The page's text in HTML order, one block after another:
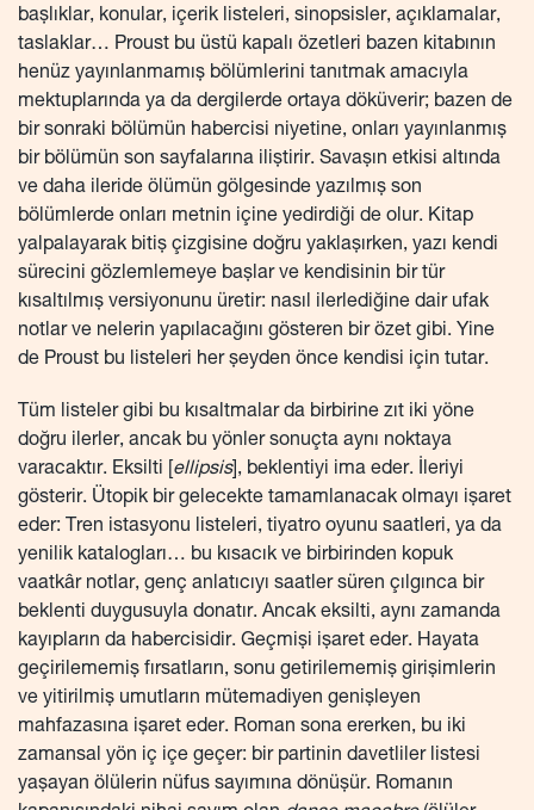
başlıklar, konular, içerik listeleri, sinopsisler, açıklamalar,
taslaklar… Proust bu üstü kapalı özetleri bazen kitabının
henüz yayınlanmamış bölümlerini tanıtmak amacıyla
mektuplarında ya da dergilerde ortaya döküverir; bazen de
bir sonraki bölümün habercisi niyetine, onları yayınlanmış
bir bölümün son sayfalarına iliştirir. Savaşın etkisi altında
ve daha ileride ölümün gölgesinde yazılmış son
bölümlerde onları metnin içine yedirdiği de olur. Kitap
yalpalayarak bitiş çizgisine doğru yaklaşırken, yazı kendi
sürecini gözlemlemeye başlar ve kendisinin bir tür
kısaltılmış versiyonunu üretir: nasıl ilerlediğine dair ufak
notlar ve nelerin yapılacağını gösteren bir özet gibi. Yine
de Proust bu listeleri her şeyden önce kendisi için tutar.
Tüm listeler gibi bu kısaltmalar da birbirine zıt iki yöne
doğru ilerler, ancak bu yönler sonuçta aynı noktaya
varacaktır. Eksilti [ ellipsis], beklentiyi ima eder. İleriyi
gösterir. Ütopik bir gelecekte tamamlanacak olmayı işaret
eder: Tren istasyonu listeleri, tiyatro oyunu saatleri, ya da
yenilik katalogları… bu kısacık ve birbirinden kopuk
vaatkâr notlar, genç anlatıcıyı saatler süren çılgınca bir
beklenti duygusuyla donatır. Ancak eksilti, aynı zamanda
kayıpların da habercisidir. Geçmişi işaret eder. Hayata
geçirilememiş fırsatların, sonu getirilememiş girişimlerin
ve yitirilmiş umutların mütemadiyen genişleyen
mahfazasına işaret eder. Roman sona ererken, bu iki
zamansal yön iç içe geçer: bir partinin davetliler listesi
yaşayan ölülerin nüfus sayımına dönüşür. Romanın